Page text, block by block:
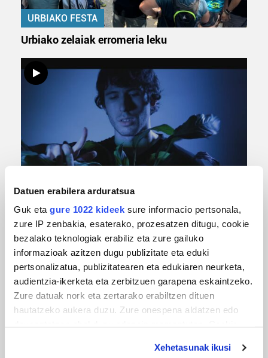
Datuen erabilera arduratsua
Guk eta gure 1022 kideek sure informacio pertsonala,
zure IP zenbakia, esaterako, prozesatzen ditugu, cookie
bezalako teknologiak erabiliz eta zure gailuko
informazioak azitzen dugu publizitate eta eduki
pertsonalizatua, publizitatearen eta edukiaren neurketa,
audientzia-ikerketa eta zerbitzuen garapena eskaintzeko.
Zure datuak nork eta zertarako erabiltzen dituen
hautatzeko aukera duzu. Zure onespena aldatzen edo
Xehetasunak ikusi
URBIAKO FESTA
Urbiako zelaiak erromeria leku
'Amaaaa!' abestiekin